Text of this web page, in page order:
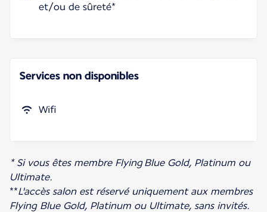
et/ou de sûreté*
Services non disponibles
Wifi
* Si vous êtes membre Flying Blue Gold, Platinum ou
Ultimate.
**L'accès salon est réservé uniquement aux membres
Flying Blue Gold, Platinum ou Ultimate, sans invités.